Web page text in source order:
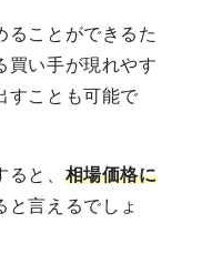
ることができるた
買い手が現れやす
すことも可能で
と、 相場価格に
と言えるでしょ